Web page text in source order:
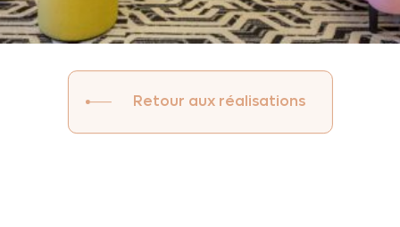
Retour aux réalisations